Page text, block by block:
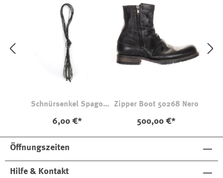
Schnürsenkel Spago
6,00 €*
Zipper Boot 50268 Nero
500,00 €*
Öffnungszeiten
Hilfe & Kontakt